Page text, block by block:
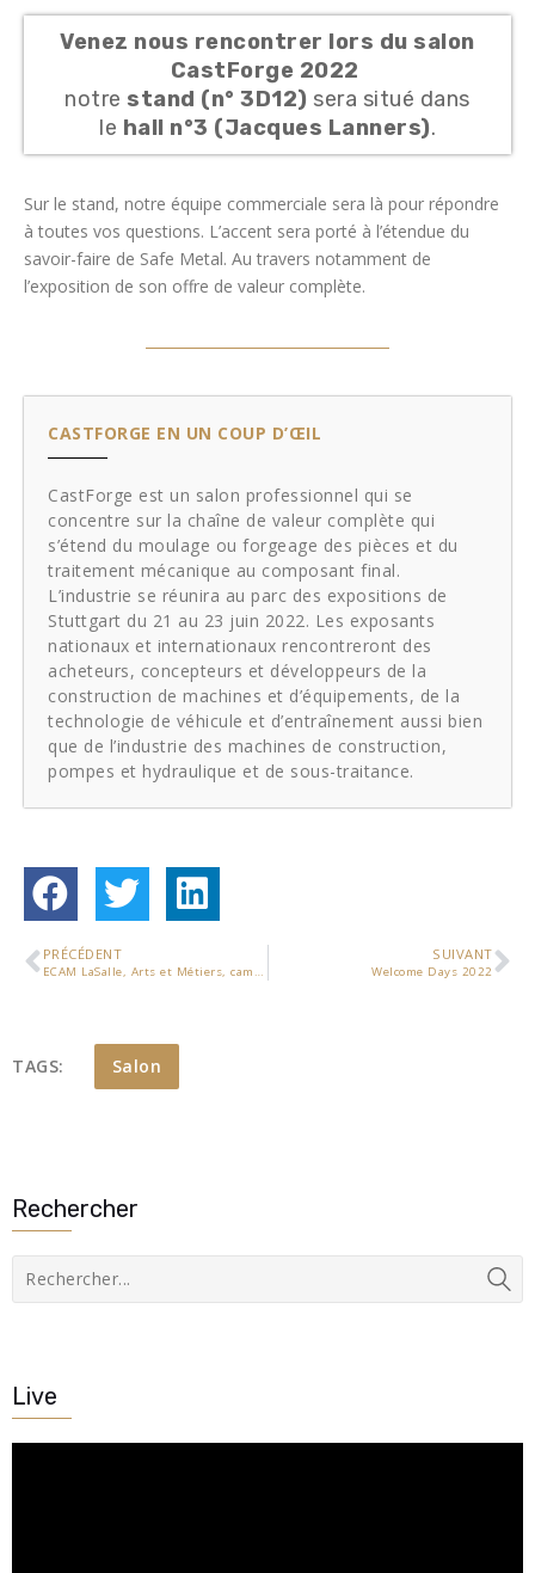
Venez nous rencontrer lors du salon
CastForge 2022
notre stand (n° 3D12) sera situé dans
le hall n°3 (Jacques Lanners).
Sur le stand, notre équipe commerciale sera là pour répondre
à toutes vos questions. L’accent sera porté à l’étendue du
savoir-faire de Safe Metal. Au travers notamment de
l’exposition de son offre de valeur complète.
CASTFORGE EN UN COUP D’ŒIL
CastForge est un salon professionnel qui se
concentre sur la chaîne de valeur complète qui
s’étend du moulage ou forgeage des pièces et du
traitement mécanique au composant final.
L’industrie se réunira au parc des expositions de
Stuttgart du 21 au 23 juin 2022. Les exposants
nationaux et internationaux rencontreront des
acheteurs, concepteurs et développeurs de la
construction de machines et d’équipements, de la
technologie de véhicule et d’entraînement aussi bien
que de l’industrie des machines de construction,
pompes et hydraulique et de sous-traitance.
PRÉCÉDENT
ECAM LaSalle, Arts et Métiers, campus de Cluny et Safe Métal créent le Laboratoire CLAS et consolident leur collaboration
SUIVANT
Welcome Days 2022
TAGS: Salon
Rechercher
Live